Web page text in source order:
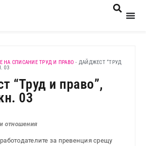
НА СПИСАНИЕ ТРУД И ПРАВО - ДАЙДЖЕСТ “ТРУД
03
“Труд и право”,
03
отношения
за превенция срещу